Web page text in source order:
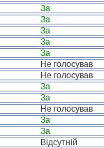
За
За
За
За
За
Не голосував
Не голосував
За
За
Не голосував
За
За
Відсутній